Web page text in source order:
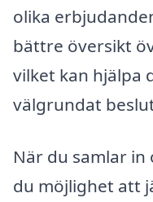
olika
bättre översikt
vilket kan hjälpa
välgrundat
När du samlar
du möjlighet att